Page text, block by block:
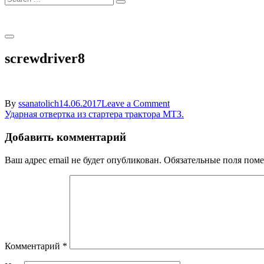
for:
screwdriver8
By ssanatolich14.06.2017Leave a Commenton
screwdriver8
Навигация
по
записям
Ударная отвертка из стартера трактора МТЗ.
Добавить комментарий
Ваш адрес email не будет опубликован. Обязательные поля
Комментарий *